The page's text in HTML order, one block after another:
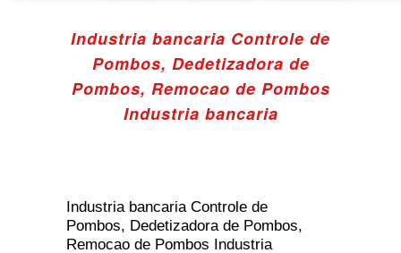
Industria bancaria Controle de
Pombos, Dedetizadora de
Pombos, Remocao de Pombos
Industria bancaria
Industria bancaria Controle de
Pombos, Dedetizadora de Pombos,
Remocao de Pombos Industria